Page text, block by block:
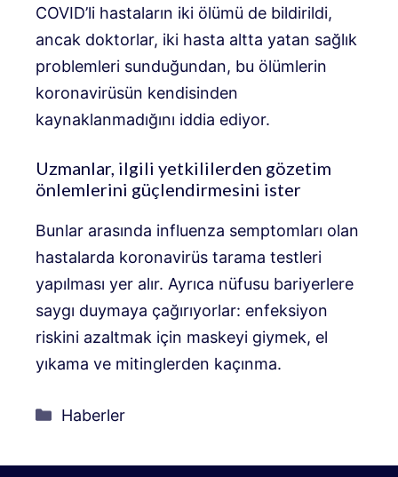
COVID’li hastaların iki ölümü de bildirildi,
ancak doktorlar, iki hasta altta yatan sağlık
problemleri sunduğundan, bu ölümlerin
koronavirüsün kendisinden
kaynaklanmadığını iddia ediyor.
Uzmanlar, ilgili yetkililerden gözetim
önlemlerini güçlendirmesini ister
Bunlar arasında influenza semptomları olan
hastalarda koronavirüs tarama testleri
yapılması yer alır. Ayrıca nüfusu bariyerlere
saygı duymaya çağırıyorlar: enfeksiyon
riskini azaltmak için maskeyi giymek, el
yıkama ve mitinglerden kaçınma.
Kategoriler
Haberler